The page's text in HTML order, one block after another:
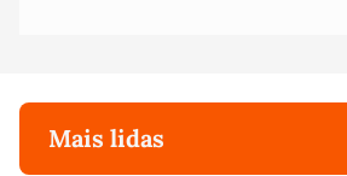
Mais lidas